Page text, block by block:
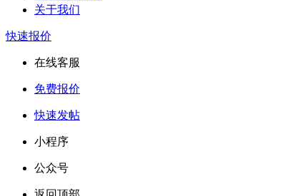
关于我们
快速报价
在线客服
免费报价
快速发帖
小程序
公众号